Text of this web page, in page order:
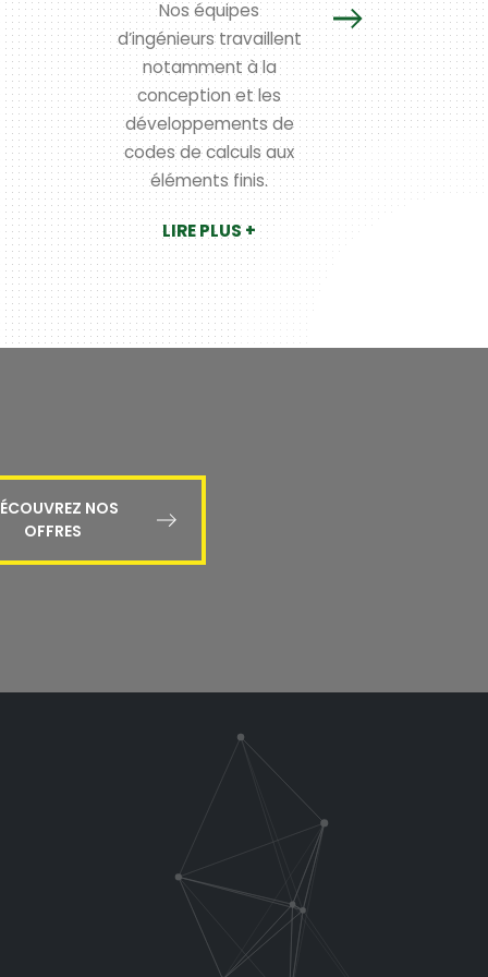
Nos équipes
d’ingénieurs travaillent
notamment à la
conception et les
développements de
codes de calculs aux
éléments finis.
LIRE PLUS +
l’activité
en
NOS
OFFRES